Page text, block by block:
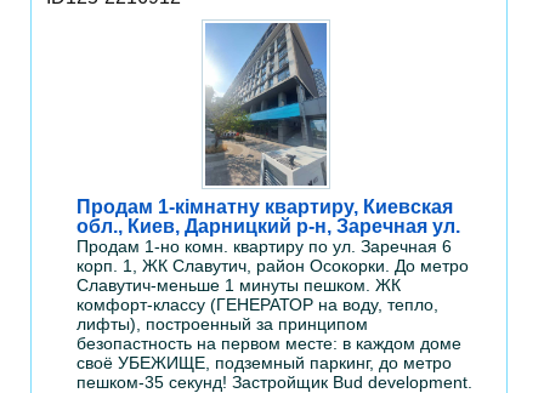
Продам 1-кімнатну квартиру, Киевская
обл., Киев, Дарницкий р-н, Заречная ул.
Продам 1-но комн. квартиру по ул. Заречная 6
корп. 1, ЖК Славутич, район Осокорки. До метро
Славутич-меньше 1 минуты пешком. ЖК
комфорт-классу (ГЕНЕРАТОР на воду, тепло,
лифты), построенный за принципом
безопастность на первом месте: в каждом доме
своё УБЕЖИЩЕ, подземный паркинг, до метро
пешком-35 секунд! Застройщик Bud development.